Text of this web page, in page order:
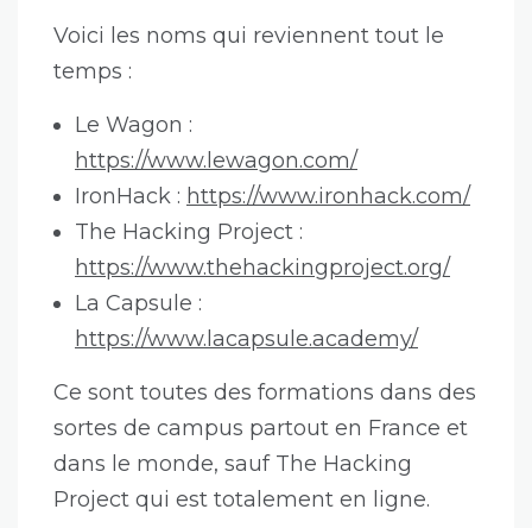
Voici les noms qui reviennent tout le
temps :
Le Wagon :
https://www.lewagon.com/
IronHack : https://www.ironhack.com/
The Hacking Project :
https://www.thehackingproject.org/
La Capsule :
https://www.lacapsule.academy/
Ce sont toutes des formations dans des
sortes de campus partout en France et
dans le monde, sauf The Hacking
Project qui est totalement en ligne.